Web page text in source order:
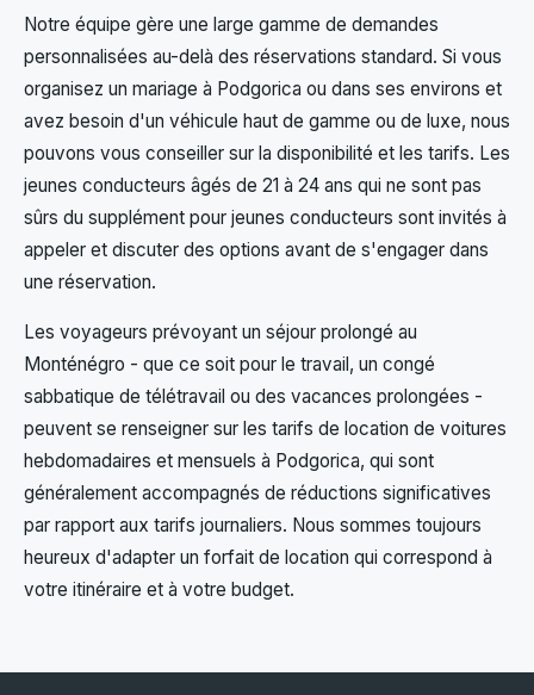
Notre équipe gère une large gamme de demandes
personnalisées au-delà des réservations standard. Si vous
organisez un mariage à Podgorica ou dans ses environs et
avez besoin d'un véhicule haut de gamme ou de luxe, nous
pouvons vous conseiller sur la disponibilité et les tarifs. Les
jeunes conducteurs âgés de 21 à 24 ans qui ne sont pas
sûrs du supplément pour jeunes conducteurs sont invités à
appeler et discuter des options avant de s'engager dans
une réservation.
Les voyageurs prévoyant un séjour prolongé au
Monténégro - que ce soit pour le travail, un congé
sabbatique de télétravail ou des vacances prolongées -
peuvent se renseigner sur les tarifs de location de voitures
hebdomadaires et mensuels à Podgorica, qui sont
généralement accompagnés de réductions significatives
par rapport aux tarifs journaliers. Nous sommes toujours
heureux d'adapter un forfait de location qui correspond à
votre itinéraire et à votre budget.